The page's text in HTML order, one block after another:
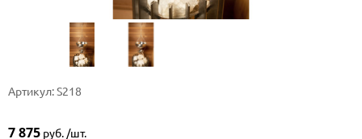
Артикул: S218
7 875 руб. /шт.